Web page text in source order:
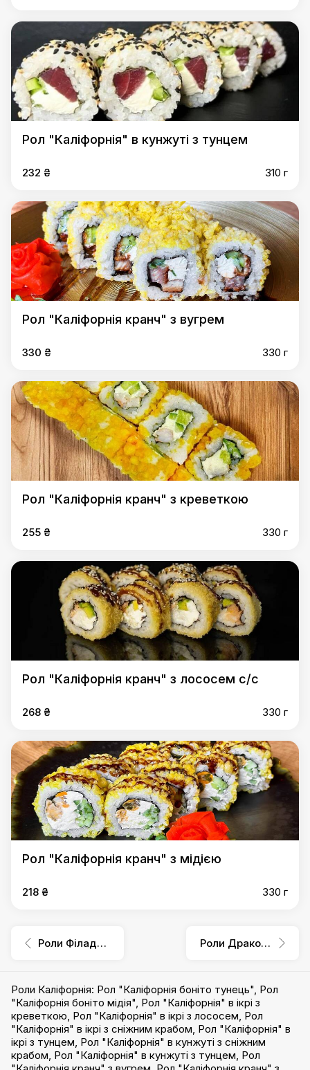
Рол "Каліфорнія" в кунжуті з тунцем
232 ₴ 310 г
Рол "Каліфорнія кранч" з вугрем
330 ₴ 330 г
Рол "Каліфорнія кранч" з креветкою
255 ₴ 330 г
Рол "Каліфорнія кранч" з лососем с/с
268 ₴ 330 г
Рол "Каліфорнія кранч" з мідією
218 ₴ 330 г
Роли Філадельфія Роли Дракони
Роли Каліфорнія: Рол "Каліфорнія боніто тунець", Рол
"Каліфорнія боніто мідія", Рол "Каліфорнія" в ікрі з
креветкою, Рол "Каліфорнія" в ікрі з лососем, Рол
"Каліфорнія" в ікрі з сніжним крабом, Рол "Каліфорнія" в
ікрі з тунцем, Рол "Каліфорнія" в кунжуті з сніжним
крабом, Рол "Каліфорнія" в кунжуті з тунцем, Рол